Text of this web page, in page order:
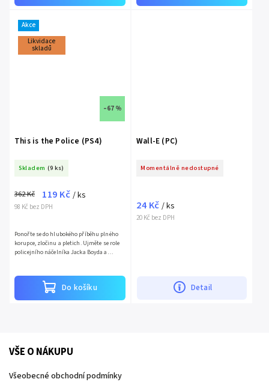
Akce
Likvidace
skladů
–67 %
This is the Police (PS4)
Skladem (9 ks)
98 Kč bez DPH
362 Kč 119 Kč / ks
Do košíku
Ponořte se do hlubokého příběhu plného
korupce, zločinu a pletich. Ujměte se role
policejního náčelníka Jacka Boyda a
Wall-E (PC)
Momentálně nedostupné
20 Kč bez DPH
24 Kč / ks
Detail
VŠE O NÁKUPU
Všeobecné obchodní podmínky